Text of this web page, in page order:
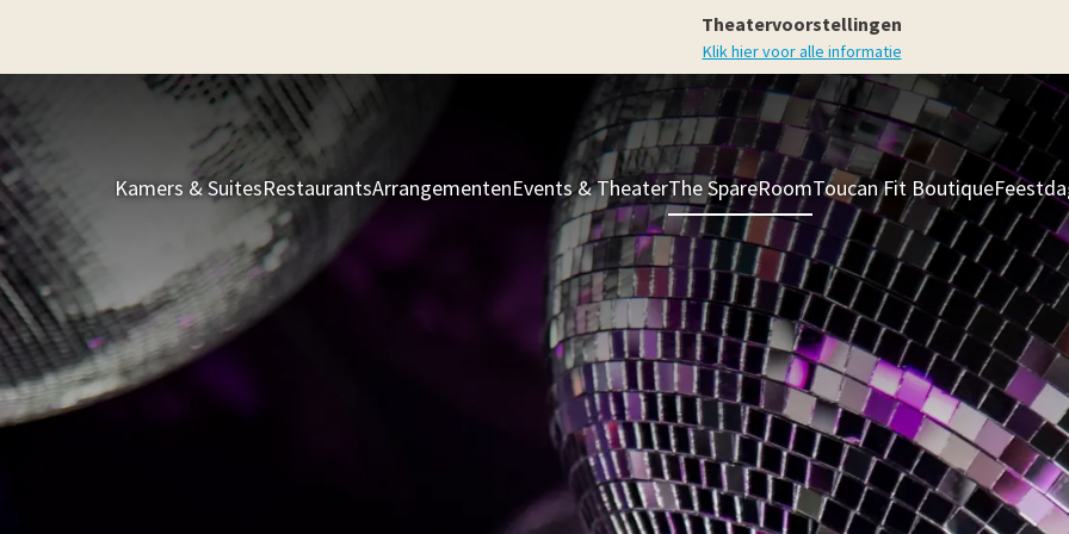
Theatervoorstellingen
Klik hier voor alle informatie
Kamers & SuitesRestaurantsArrangementenEvents & TheaterThe SpareRoomToucan Fit Boutique